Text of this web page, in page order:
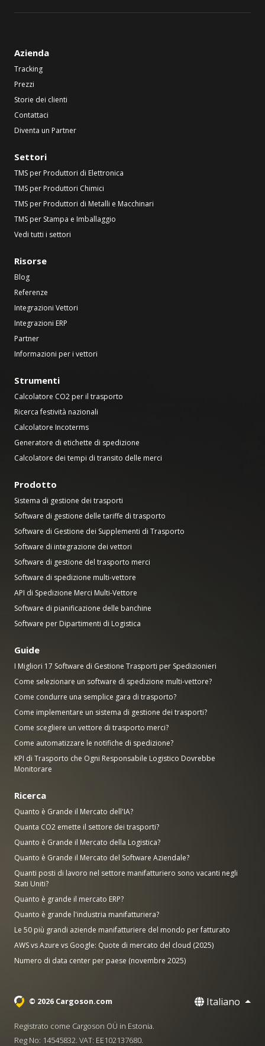
Azienda
Tracking
Prezzi
Storie dei clienti
Contattaci
Diventa un Partner
Settori
TMS per Produttori di Elettronica
TMS per Produttori Chimici
TMS per Produttori di Metalli e Macchinari
TMS per Stampa e Imballaggio
Vedi tutti i settori
Risorse
Blog
Referenze
Integrazioni Vettori
Integrazioni ERP
Partner
Informazioni per i vettori
Strumenti
Calcolatore CO2 per il trasporto
Ricerca festività nazionali
Calcolatore Incoterms
Generatore di etichette di spedizione
Calcolatore dei tempi di transito delle merci
Prodotto
Sistema di gestione dei trasporti
Software di gestione delle tariffe di trasporto
Software di Gestione dei Supplementi di Trasporto
Software di integrazione dei vettori
Software di gestione del trasporto merci
Software di spedizione multi-vettore
API di Spedizione Merci Multi-Vettore
Software di pianificazione delle banchine
Software per Dipartimenti di Logistica
Guide
I Migliori 17 Software di Gestione Trasporti per Spedizionieri
Come selezionare un software di spedizione multi-vettore?
Come condurre una semplice gara di trasporto?
Come implementare un sistema di gestione dei trasporti?
Come scegliere un vettore di trasporto merci?
Come automatizzare le notifiche di spedizione?
KPI di Trasporto che Ogni Responsabile Logistico Dovrebbe
Monitorare
Ricerca
Quanto è Grande il Mercato dell'IA?
Quanta CO2 emette il settore dei trasporti?
Quanto è Grande il Mercato della Logistica?
Quanto è Grande il Mercato del Software Aziendale?
Quanti posti di lavoro nel settore manifatturiero sono vacanti negli
Stati Uniti?
Quanto è grande il mercato ERP?
Quanto è grande l'industria manifatturiera?
Le 50 più grandi aziende manifatturiere del mondo per fatturato
AWS vs Azure vs Google: Quote di mercato del cloud (2025)
Numero di data center per paese (novembre 2025)
© 2026 Cargoson.com Italiano
Registrato come Cargoson OÜ in Estonia.
Reg No: 14545832. VAT: EE102137680.